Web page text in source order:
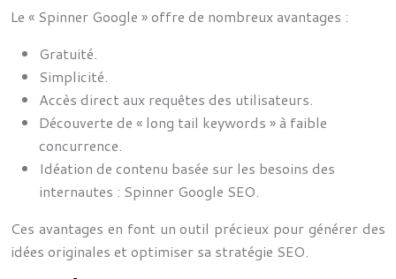
Le « Spinner Google » offre de nombreux avantages :
Gratuité.
Simplicité.
Accès direct aux requêtes des utilisateurs.
Découverte de « long tail keywords » à faible
concurrence.
Idéation de contenu basée sur les besoins des
internautes : Spinner Google SEO.
Ces avantages en font un outil précieux pour générer des
idées originales et optimiser sa stratégie SEO.